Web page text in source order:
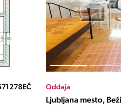
Oddaja
Ljubljana mesto,